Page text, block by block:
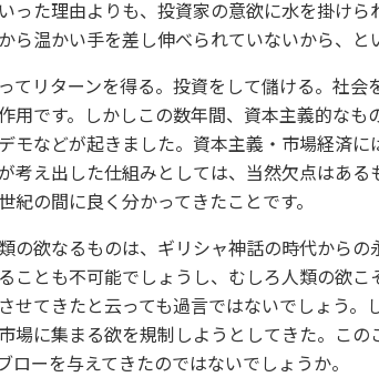
った理由よりも、投資家の意欲に水を掛け
ら温かい手を差し伸べられていないから、と
てリターンを得る。投資をして儲ける。社
用です。しかしこの数年間、資本主義的な
モなどが起きました。資本主義・市場経済
考え出した仕組みとしては、当然欠点はあ
紀の間に良く分かってきたことです。
の欲なるものは、ギリシャ神話の時代から
ことも不可能でしょうし、むしろ人類の欲
せてきたと云っても過言ではないでしょう
場に集まる欲を規制しようとしてきた。こ
ローを与えてきたのではないでしょうか。